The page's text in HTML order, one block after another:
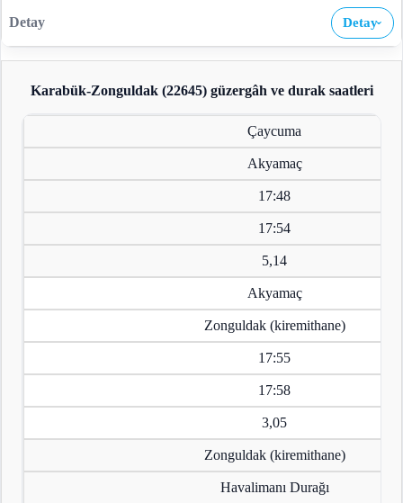
Detay›
Karabük-Zonguldak (22645)güzergâh ve durak saatleri
Çaycuma
Akyamaç
17:48
17:54
5,14
Akyamaç
Zonguldak (kiremithane)
17:55
17:58
3,05
Zonguldak (kiremithane)
Havalimanı Durağı